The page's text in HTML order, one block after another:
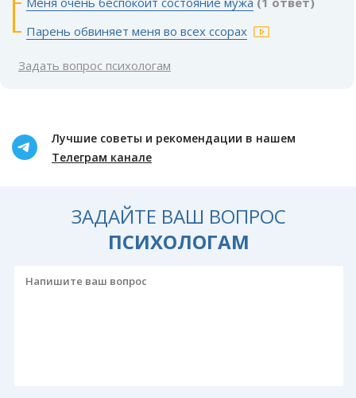
Парень обвиняет меня во всех ссорах
Задать вопрос психологам
Лучшие советы и рекомендации в нашем
Телеграм канале
ЗАДАЙТЕ ВАШ ВОПРОС
ПСИХОЛОГАМ